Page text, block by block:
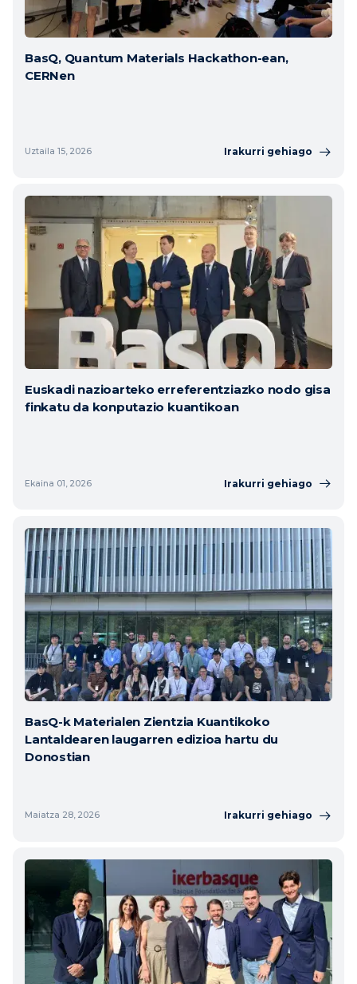
BasQ, Quantum Materials Hackathon-ean,
CERNen
Uztaila 15, 2026 Irakurri gehiago
Euskadi nazioarteko erreferentziazko nodo gisa
finkatu da konputazio kuantikoan
Ekaina 01, 2026 Irakurri gehiago
BasQ-k Materialen Zientzia Kuantikoko
Lantaldearen laugarren edizioa hartu du
Donostian
Maiatza 28, 2026 Irakurri gehiago